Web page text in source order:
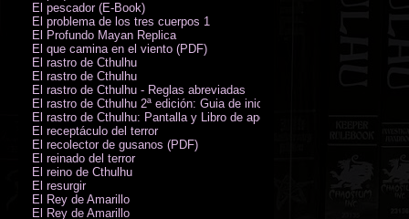
El pescador (E-Book)
El problema de los tres cuerpos 1
El Profundo Mayan Replica
El que camina en el viento (PDF)
El rastro de Cthulhu
El rastro de Cthulhu
El rastro de Cthulhu - Reglas abreviadas
El rastro de Cthulhu 2ª edición: Guia de inicio (PDF)
El rastro de Cthulhu: Pantalla y Libro de apoyo del Guardián
El receptáculo del terror
El recolector de gusanos (PDF)
El reinado del terror
El reino de Cthulhu
El resurgir
El Rey de Amarillo
El Rey de Amarillo